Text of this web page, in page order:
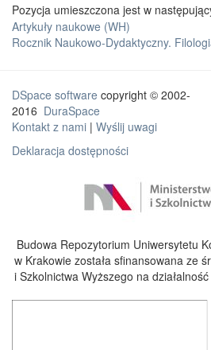
Pozycja umieszczona jest w
Artykuły naukowe (WH)
Rocznik Naukowo-Dydaktyczny.
DSpace software copyright © 2002-
2016 DuraSpace
Kontakt z nami | Wyślij uwagi
Deklaracja dostępności
Budowa Repozytorium Uniwersytetu
w Krakowie została sfinansowana ze
i Szkolnictwa Wyższego na